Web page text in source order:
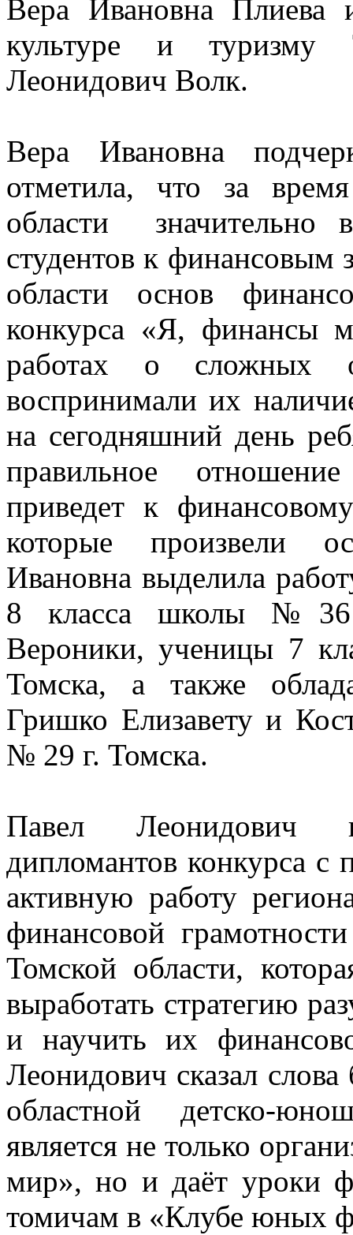
Вера Ивановна Плиева
культуре и туризму
Леонидович Волк.
Вера Ивановна
отметила, что за
области значительно
студентов к финансовым
области основ
конкурса «Я, финансы
работах о сложных
воспринимали их
на сегодняшний день
правильное
приведет к
которые произвели
Ивановна выделила
8 класса школы №36
Вероники, ученицы 7
Томска, а также
Гришко Елизавету и
№ 29 г. Томска.
Павел Леонидович
дипломантов конкурса с
активную работу
финансовой
Томской области,
выработать стратегию
и научить их
Леонидович сказал
областной детско-
является не только
мир», но и даёт уроки
томичам в «Клубе юных